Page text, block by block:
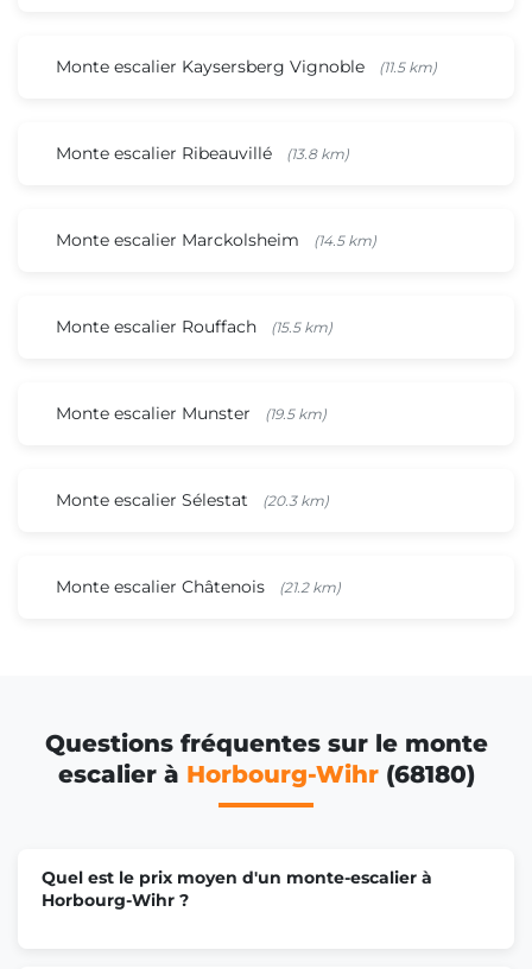
Monte escalier Kaysersberg Vignoble (11.5 km)
Monte escalier Ribeauvillé (13.8 km)
Monte escalier Marckolsheim (14.5 km)
Monte escalier Rouffach (15.5 km)
Monte escalier Munster (19.5 km)
Monte escalier Sélestat (20.3 km)
Monte escalier Châtenois (21.2 km)
Questions fréquentes sur le monte
escalier à Horbourg-Wihr(68180)
Quel est le prix moyen d'un monte-escalier à
Horbourg-Wihr ?